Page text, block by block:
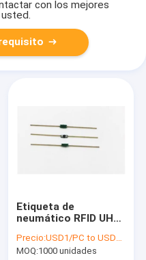
con los mejores
Etiqueta de
neumático RFID UHF
neumático
incrustada, 860-
Precio:USD1/PC to USD1.5/PC
MOQ:1000 unidades